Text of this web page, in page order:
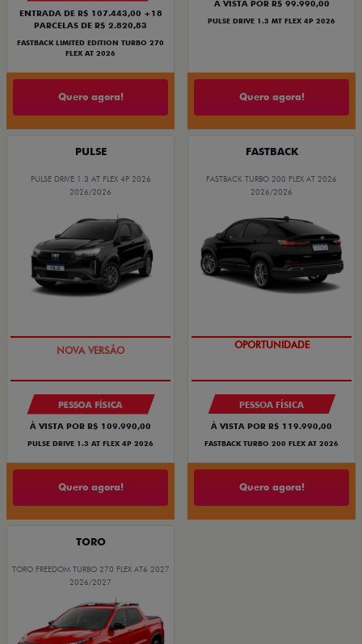
ENTRADA DE R$ 107.443,00 +18
PARCELAS DE R$ 2.820,83
FASTBACK LIMITED EDITION TURBO 270
FLEX AT 2026
Quero agora!
À VISTA POR R$ 99.990,00
PULSE DRIVE 1.3 MT FLEX 4P 2026
Quero agora!
PULSE
PULSE DRIVE 1.3 AT FLEX 4P 2026
2026/2026
PREÇO IMPERDÍVEL
PESSOA FÍSICA
À VISTA POR R$ 109.990,00
PULSE DRIVE 1.3 AT FLEX 4P 2026
Quero agora!
FASTBACK
FASTBACK TURBO 200 FLEX AT 2026
2026/2026
OPORTUNIDADE
PESSOA FÍSICA
À VISTA POR R$ 119.990,00
FASTBACK TURBO 200 FLEX AT 2026
Quero agora!
TORO
TORO FREEDOM TURBO 270 FLEX AT6 2027
2026/2027